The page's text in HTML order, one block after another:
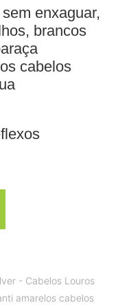
enxaguar,
brancos
cabelos
- Cabelos Louros
amarelos cabelos